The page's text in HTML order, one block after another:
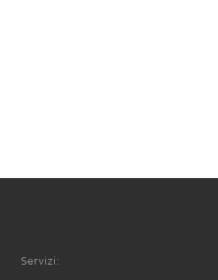
Servizi: